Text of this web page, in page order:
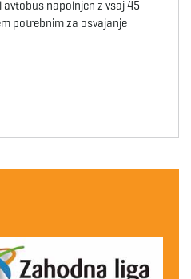
avtobus napolnjen z vsaj 45
potrebnim za osvajanje